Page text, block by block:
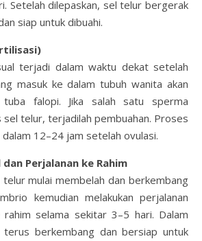
Setelah dilepaskan, sel telur bergerak
siap untuk dibuahi.
terjadi dalam waktu dekat setelah
masuk ke dalam tubuh wanita akan
tuba falopi. Jika salah satu sperma
telur, terjadilah pembuahan. Proses
12–24 jam setelah ovulasi.
dan Perjalanan ke Rahim
mulai membelah dan berkembang
kemudian melakukan perjalanan
selama sekitar 3–5 hari. Dalam
berkembang dan bersiap untuk